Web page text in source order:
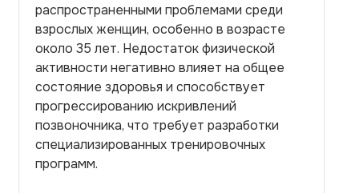
распространенными проблемами среди
взрослых женщин, особенно в возрасте
около 35 лет. Недостаток физической
активности негативно влияет на общее
состояние здоровья и способствует
прогрессированию искривлений
позвоночника, что требует разработки
специализированных тренировочных
программ.